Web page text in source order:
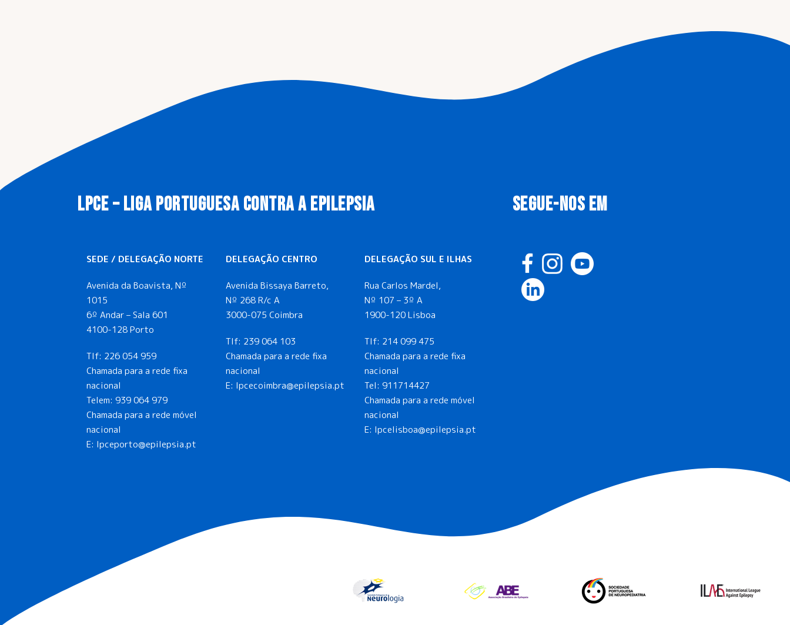
LPCE – LIGA PORTUGUESA CONTRA A EPILEPSIA
SEDE / DELEGAÇÃO NORTE
Avenida da Boavista, Nº
1015
6º Andar – Sala 601
4100-128 Porto
Tlf: 226 054 959
Chamada para a rede fixa
nacional
Telem: 939 064 979
Chamada para a rede móvel
nacional
E: lpceporto@epilepsia.pt
DELEGAÇÃO CENTRO
Avenida Bissaya Barreto,
Nº 268 R/c A
3000-075 Coimbra
Tlf: 239 064 103
Chamada para a rede fixa
nacional
E: lpcecoimbra@epilepsia.pt
DELEGAÇÃO SUL E ILHAS
Rua Carlos Mardel,
Nº 107 – 3º A
1900-120 Lisboa
Tlf: 214 099 475
Chamada para a rede fixa
nacional
Tel:911714427
Chamada para a rede móvel
nacional
E: lpcelisboa@epilepsia.pt
SEGUE-NOS EM